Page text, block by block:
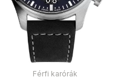
Férfi karórák